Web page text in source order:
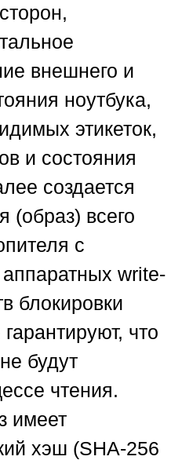
внешнего и
ноутбука,
этикеток,
и состояния
создается
(образ) всего
с
write-
блокировки
что
будут
чтения.
имеет
хэш (SHA-256